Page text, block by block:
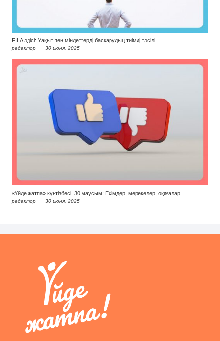
FILA әдісі: Уақыт пен міндеттерді басқарудың тиімді тәсілі
редактор 30 июня, 2025
«Үйде жатпа» күнтізбесі. 30 маусым: Есімдер, мерекелер, оқиғалар
редактор 30 июня, 2025